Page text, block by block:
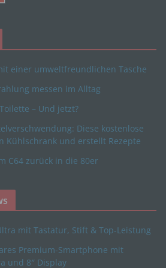
einer umweltfreundlichen Tasche
messen im Alltag
– Und jetzt?
Diese kostenlose
Kühlschrank und erstellt Rezepte
C64 zurück in die 80er
mit Tastatur, Stift & Top-Leistung
Premium-Smartphone mit
und 8″ Display
mit oder ohne Hilfe
ausgeführte Vorgang
im
personenbezogenen Daten
die Anpassung oder
das Abfragen, die
durch Übermittlung,
andere Form der
Abgleich oder die Verknüpfung,
der Verarbeitung
Verarbeitung ist die Markierung